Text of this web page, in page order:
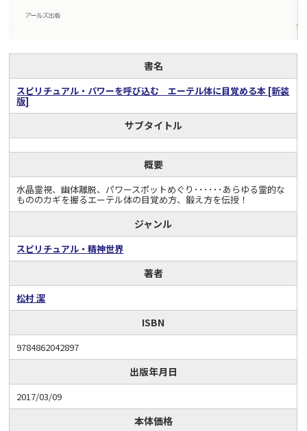
書名
スピリチュアル・パワーを呼び込む エーテル体に目覚める本 [新装
版]
サブタイトル
概要
水晶霊視、幽体離脱、パワースポットめぐり･･････あらゆる霊的な
もののカギを握るエーテル体の目覚め方、鍛え方を伝授！
ジャンル
スピリチュアル・精神世界
著者
松村 潔
ISBN
9784862042897
出版年月日
2017/03/09
本体価格